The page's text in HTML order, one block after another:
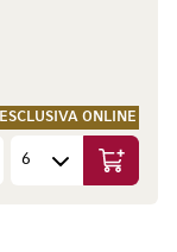
ESCLUSIVA ONLINE